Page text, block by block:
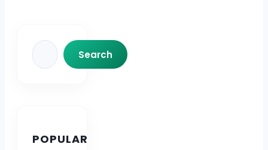
Search
Search
POPULAR